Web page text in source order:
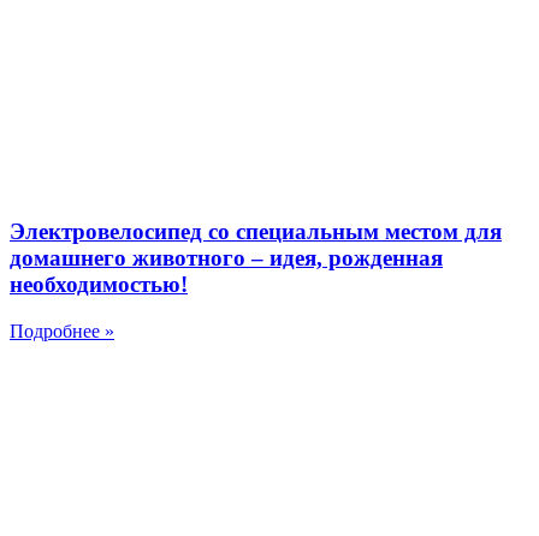
Электровелосипед со специальным местом для
домашнего животного – идея, рожденная
необходимостью!
Подробнее »